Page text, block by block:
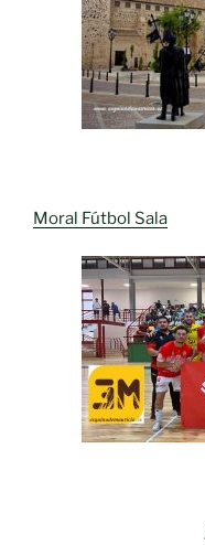
Moral Fútbol Sala